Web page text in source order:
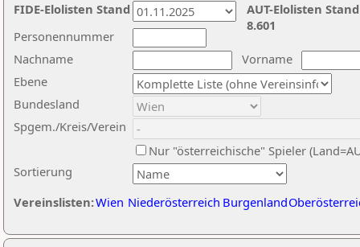
Nachname
Vorname
Ebene
Sortierung
Personennummer
Bundesland
Spgem./Kreis/Verein
Nur "österreichische" Spieler
Vereinslisten:Wien Niederösterreich Burgenland
AUT-Elolisten
8.601
FIDE-Elolisten Stand